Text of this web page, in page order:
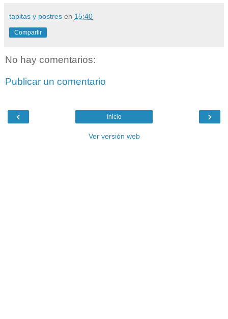
tapitas y postres en 15:40
Compartir
No hay comentarios:
Publicar un comentario
‹ ›
Inicio
Ver versión web